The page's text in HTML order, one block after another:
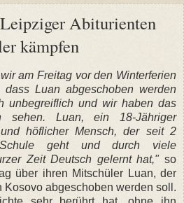
Abiturienten
kämpfen
am Freitag vor den Winterferien
Luan abgeschoben werden
unbegreiflich und wir haben das
sehen. Luan, ein 18-Jähriger
höflicher Mensch, der seit 2
geht und durch viele
Zeit Deutsch gelernt hat,"so
über ihren Mitschüler Luan, der
abgeschoben werden soll.